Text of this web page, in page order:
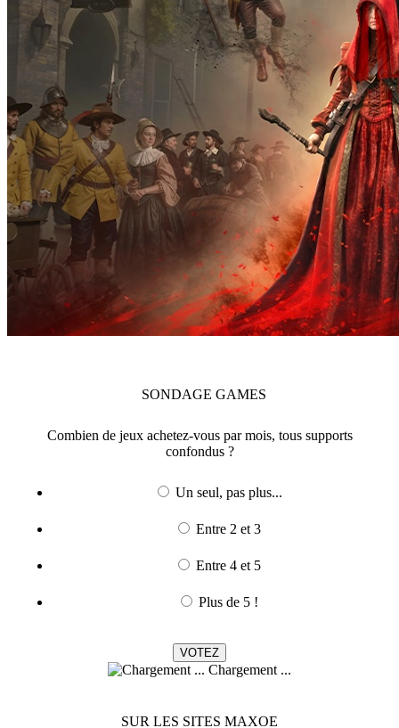
SONDAGE GAMES
Combien de jeux achetez-vous par mois, tous supports
confondus ?
Un seul, pas plus...
Entre 2 et 3
Entre 4 et 5
Plus de 5 !
Chargement ...
SUR LES SITES MAXOE